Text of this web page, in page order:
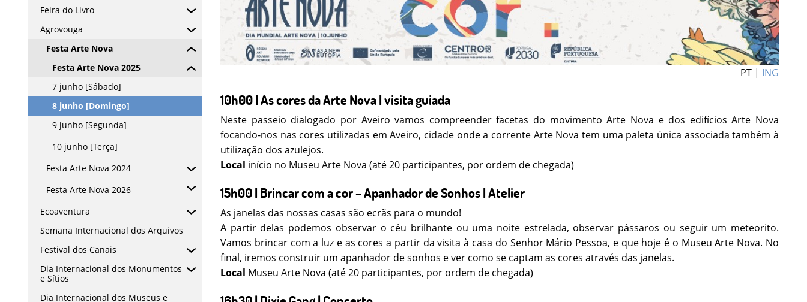
Feira do Livro
Agrovouga
Festa Arte Nova
Festa Arte Nova 2025
7 junho [Sábado]
8 junho [Domingo]
9 junho [Segunda]
10 junho [Terça]
Festa Arte Nova 2024
Festa Arte Nova 2026
Ecoaventura
Semana Internacional dos Arquivos
Festival dos Canais
Dia Internacional dos Monumentos
e Sítios
Dia Internacional dos Museus e
PT | ING
10h00 | As cores da Arte Nova | visita guiada
Neste passeio dialogado por Aveiro vamos compreender facetas do movimento Arte Nova e dos edifícios Arte Nova
focando-nos nas cores utilizadas em Aveiro, cidade onde a corrente Arte Nova tem uma paleta única associada também à
utilização dos azulejos.
Local início no Museu Arte Nova (até 20 participantes, por ordem de chegada)
15h00 | Brincar com a cor – Apanhador de Sonhos | Atelier
As janelas das nossas casas são ecrãs para o mundo!
A partir delas podemos observar o céu brilhante ou uma noite estrelada, observar pássaros ou seguir um meteorito.
Vamos brincar com a luz e as cores a partir da visita à casa do Senhor Mário Pessoa, e que hoje é o Museu Arte Nova. No
final, iremos construir um apanhador de sonhos e ver como se captam as cores através das janelas.
Local Museu Arte Nova (até 20 participantes, por ordem de chegada)